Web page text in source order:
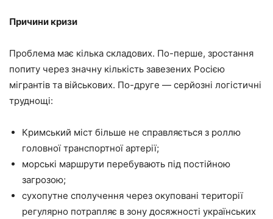
Причини кризи
Проблема має кілька складових. По-перше, зростання
попиту через значну кількість завезених Росією
мігрантів та військових. По-друге — серйозні логістичні
труднощі:
Кримський міст більше не справляється з роллю
головної транспортної артерії;
морські маршрути перебувають під постійною
загрозою;
сухопутне сполучення через окуповані території
регулярно потрапляє в зону досяжності українських